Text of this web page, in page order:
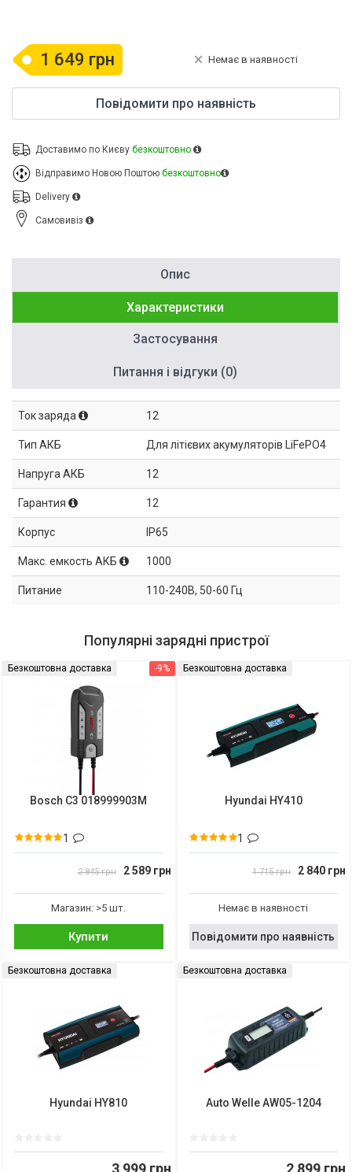
1 649 грн Немає в наявності
Повідомити про наявність
Доставимо по Києву безкоштовно
Відправимо Новою Поштою безкоштовно
Delivery
Cамовивіз
Опис
Характеристики
Застосування
Питання і відгуки (0)
Ток заряда 12
Тип АКБ Для літієвих акумуляторів LiFePO4
Напруга АКБ 12
Гарантия 12
Корпус IP65
Макс. емкость АКБ 1000
Питание 110-240В, 50-60 Гц
Популярні зарядні пристрої
-9%
Безкоштовна доставка
Bosch C3 018999903M
1
2 845 грн 2 589 грн
Магазин: >5 шт.
Купити
Безкоштовна доставка
Hyundai HY410
1
1 715 грн 2 840 грн
Немає в наявності
Повідомити про наявність
Безкоштовна доставка
Hyundai HY810
3 999 грн
Безкоштовна доставка
Auto Welle AW05-1204
2 899 грн